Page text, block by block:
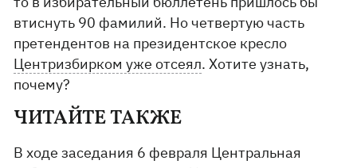
втиснуть 90 фамилий. Но четвертую часть
претендентов на президентское кресло
Центризбирком уже отсеял. Хотите узнать,
почему?
ЧИТАЙТЕ ТАКЖЕ
В ходе заседания 6 февраля Центральная